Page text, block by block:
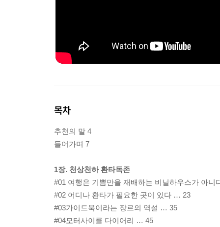
목차
추천의 말 4
들어가며 7
1장. 천상천하 환타독존
#01 여행은 기쁨만을 재배하는 비닐하우스가 아니
#02 어디나 환타가 필요한 곳이 있다 … 23
#03가이드북이라는 장르의 역설 … 35
#04모터사이클 다이어리 … 45